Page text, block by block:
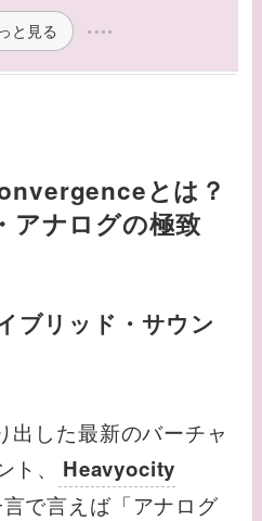
と見る
とは？
アナログの極致
ブリッド・サウン
出した最新のバーチャ
、
Heavyocity
で言えば「アナログ